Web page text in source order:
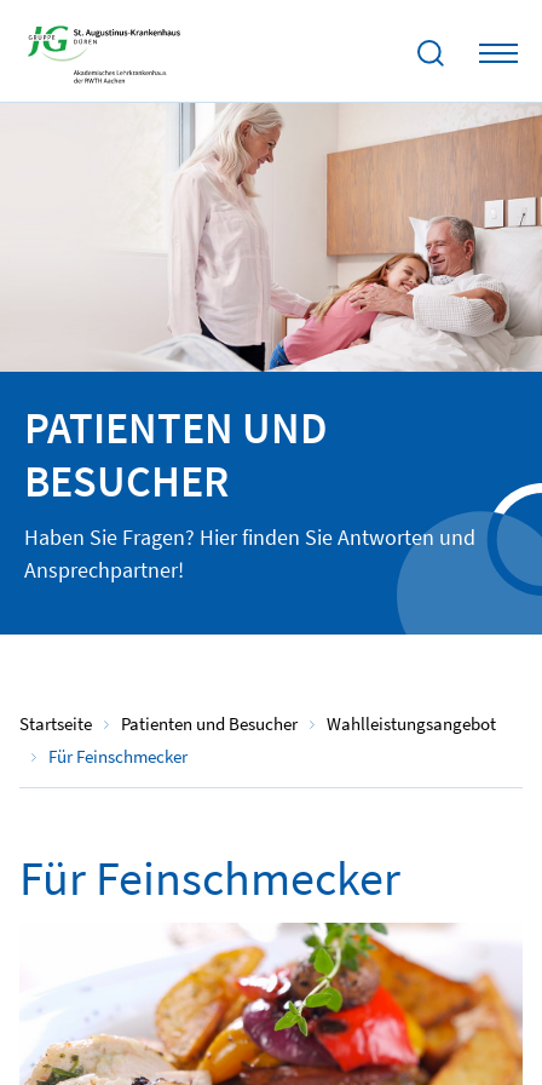
PATIENTEN UND
BESUCHER
Haben Sie Fragen? Hier finden Sie Antworten und
Ansprechpartner!
Startseite Patienten und Besucher
Wahlleistungsangebot
Für Feinschmecker
Für Feinschmecker